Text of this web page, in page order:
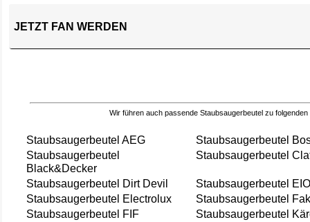
JETZT FAN WERDEN
Wir führen auch passende Staubsaugerbeutel zu folgenden
Staubsaugerbeutel AEG
Staubsaugerbeutel
Staubsaugerbeutel
Black&Decker
Staubsaugerbeutel
Staubsaugerbeutel Dirt Devil
Staubsaugerbeutel
Staubsaugerbeutel Electrolux
Staubsaugerbeutel
Staubsaugerbeutel FIF
Staubsaugerbeutel